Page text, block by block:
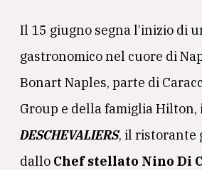
Il 15 giugno segna l’inizio di
gastronomico nel cuore di
Bonart Naples, parte di
Group e della famiglia
DESCHEVALIERS, il ristorante
dallo Chef stellato Nino Di